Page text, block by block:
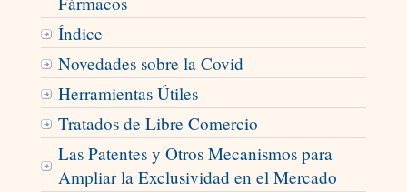
Índice
Novedades sobre la Covid
Herramientas Útiles
Tratados de Libre Comercio
Las Patentes y Otros Mecanismos para
Ampliar la Exclusividad en el Mercado